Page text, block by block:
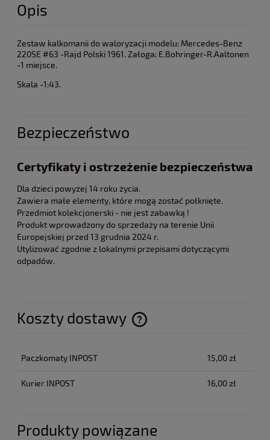
Opis
Zestaw kalkomanii do waloryzacji modelu: Mercedes-Benz
220SE #63 -Rajd Polski 1961. Załoga: E.Bohringer-R.Aaltonen
-1 miejsce.
Skala -1:43.
Bezpieczeństwo
Certyfikaty i ostrzeżenie bezpieczeństwa
Dla dzieci powyżej 14 roku życia.
Zawiera małe elementy, które mogą zostać połknięte.
Przedmiot kolekcjonerski - nie jest zabawką !
Produkt wprowadzony do sprzedaży na terenie Unii
Europejskiej przed 13 grudnia 2024 r.
Utylizować zgodnie z lokalnymi przepisami dotyczącymi
odpadów.
Koszty dostawy
Cena nie zawiera ewentualnych kosztów płatności
Paczkomaty INPOST 15,00 zł
Kurier INPOST 16,00 zł
Produkty powiązane